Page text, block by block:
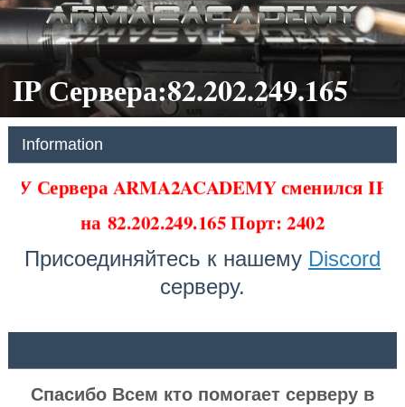
IP Сервера:82.202.249.165
Information
У Сервера ARMA2ACADEMY сменился IP
на82.202.249.165 Порт: 2402
Присоединяйтесь к нашему Discord
серверу.
Спасибо Всем кто помогает серверу в